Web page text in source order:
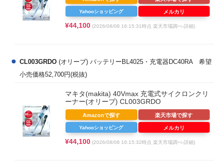
¥44,100 (2026/08/08 16:15:31時点 楽天市場調べ-詳細)
Yahooショッピング メルカリ
CL003GRDO (オリーブ) バッテリーBL4025・充電器DC40RA 希望
小売価格52,700円(税抜)
マキタ(makita) 40Vmax 充電式サイクロンクリ
ーナー(オリーブ) CL003GRDO
¥44,100 (2026/08/08 16:15:32時点 楽天市場調べ-詳細)
Amazonで探す 楽天市場で探す
Yahooショッピング メルカリ